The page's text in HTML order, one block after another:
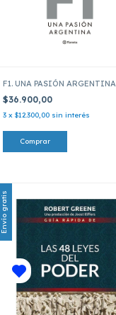
F1. UNA PASIÓN ARGENTINA
$36.900,00
3 x $12.300,00 sin interés
Envío gratis